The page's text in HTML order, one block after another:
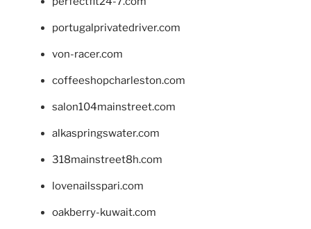
portugalprivatedriver.com
von-racer.com
coffeeshopcharleston.com
salon104mainstreet.com
alkaspringswater.com
318mainstreet8h.com
lovenailsspari.com
oakberry-kuwait.com